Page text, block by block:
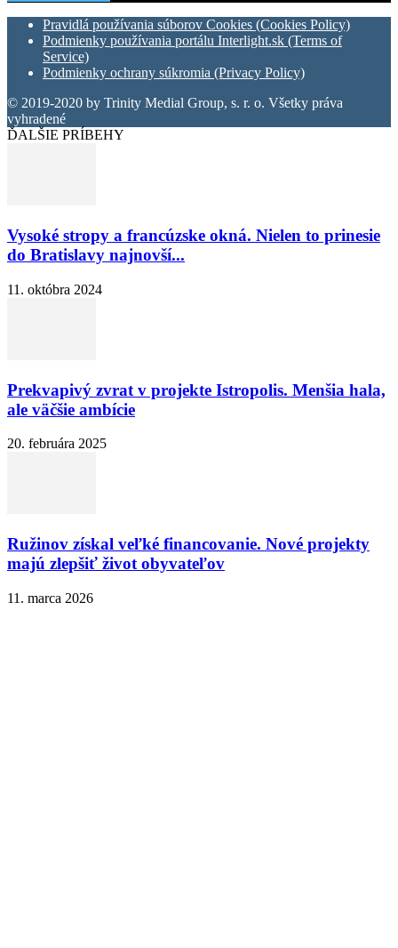
Pravidlá používania súborov Cookies (Cookies Policy)
Podmienky používania portálu Interlight.sk (Terms of
Service)
Podmienky ochrany súkromia (Privacy Policy)
© 2019-2020 by Trinity Medial Group, s. r. o. Všetky práva
vyhradené
ĎALŠIE PRÍBEHY
Vysoké stropy a francúzske okná. Nielen to prinesie
do Bratislavy najnovší...
11. októbra 2024
Prekvapivý zvrat v projekte Istropolis. Menšia hala,
ale väčšie ambície
20. februára 2025
Ružinov získal veľké financovanie. Nové projekty
majú zlepšiť život obyvateľov
11. marca 2026